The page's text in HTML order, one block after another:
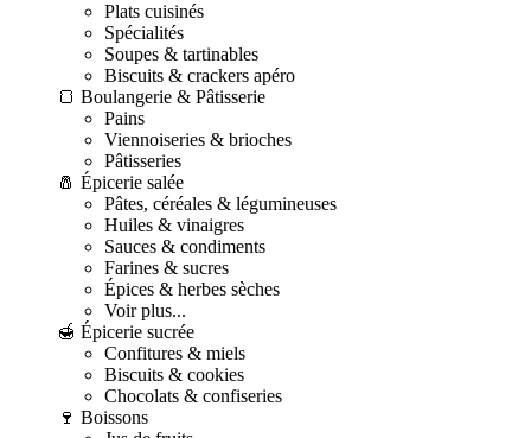
Plats cuisinés
Spécialités
Soupes & tartinables
Biscuits & crackers apéro
🍞 Boulangerie & Pâtisserie
Pains
Viennoiseries & brioches
Pâtisseries
🧂 Épicerie salée
Pâtes, céréales & légumineuses
Huiles & vinaigres
Sauces & condiments
Farines & sucres
Épices & herbes sèches
Voir plus...
🍯 Épicerie sucrée
Confitures & miels
Biscuits & cookies
Chocolats & confiseries
🍷 Boissons